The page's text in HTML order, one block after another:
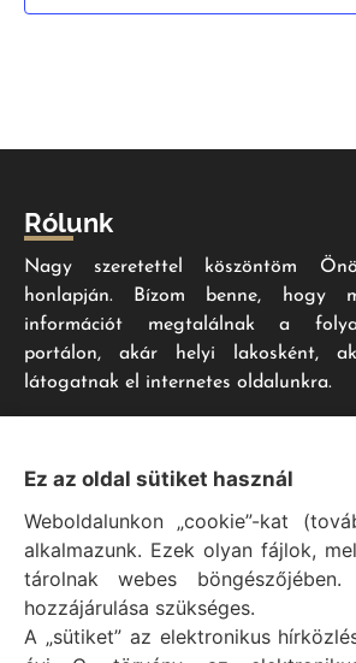
Rólunk
Nagy szeretettel köszöntöm
honlapján. Bízom benne, hogy
információt megtalálnak a
portálon, akár helyi lakosként,
látogatnak el internetes oldalunkra.
Impresszum
Vál Község Önkormányzat hivatalos
Vál Község Önkormányzat © 1996 -
Adószám: 15727079-2-07
Adatvédelmi tájékoztató
Ez az oldal sütiket használ
Weboldalunkon „cookie”-kat
alkalmazunk. Ezek olyan fájlok,
tárolnak webes
hozzájárulása szükséges.
A „sütiket” az elektronikus